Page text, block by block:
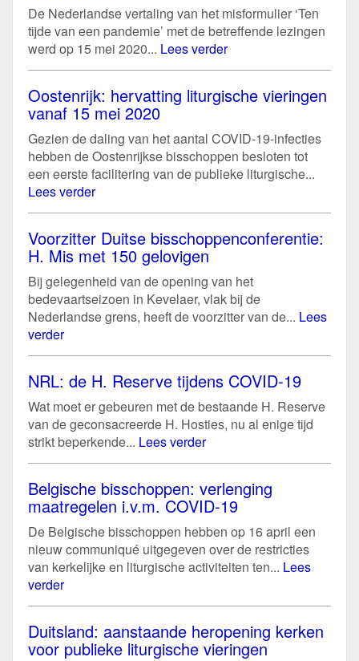
De Nederlandse vertaling van het misformulier ‘Ten
tijde van een pandemie’ met de betreffende lezingen
werd op 15 mei 2020... Lees verder
Oostenrijk: hervatting liturgische vieringen
vanaf 15 mei 2020
Gezien de daling van het aantal COVID-19-infecties
hebben de Oostenrijkse bisschoppen besloten tot
een eerste facilitering van de publieke liturgische...
Lees verder
Voorzitter Duitse bisschoppenconferentie:
H. Mis met 150 gelovigen
Bij gelegenheid van de opening van het
bedevaartseizoen in Kevelaer, vlak bij de
Nederlandse grens, heeft de voorzitter van de... Lees
verder
NRL: de H. Reserve tijdens COVID-19
Wat moet er gebeuren met de bestaande H. Reserve
van de geconsacreerde H. Hosties, nu al enige tijd
strikt beperkende... Lees verder
Belgische bisschoppen: verlenging
maatregelen i.v.m. COVID-19
De Belgische bisschoppen hebben op 16 april een
nieuw communiqué uitgegeven over de restricties
van kerkelijke en liturgische activiteiten ten... Lees
verder
Duitsland: aanstaande heropening kerken
voor publieke liturgische vieringen